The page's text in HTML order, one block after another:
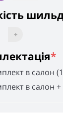
+
*
в салон
в салон